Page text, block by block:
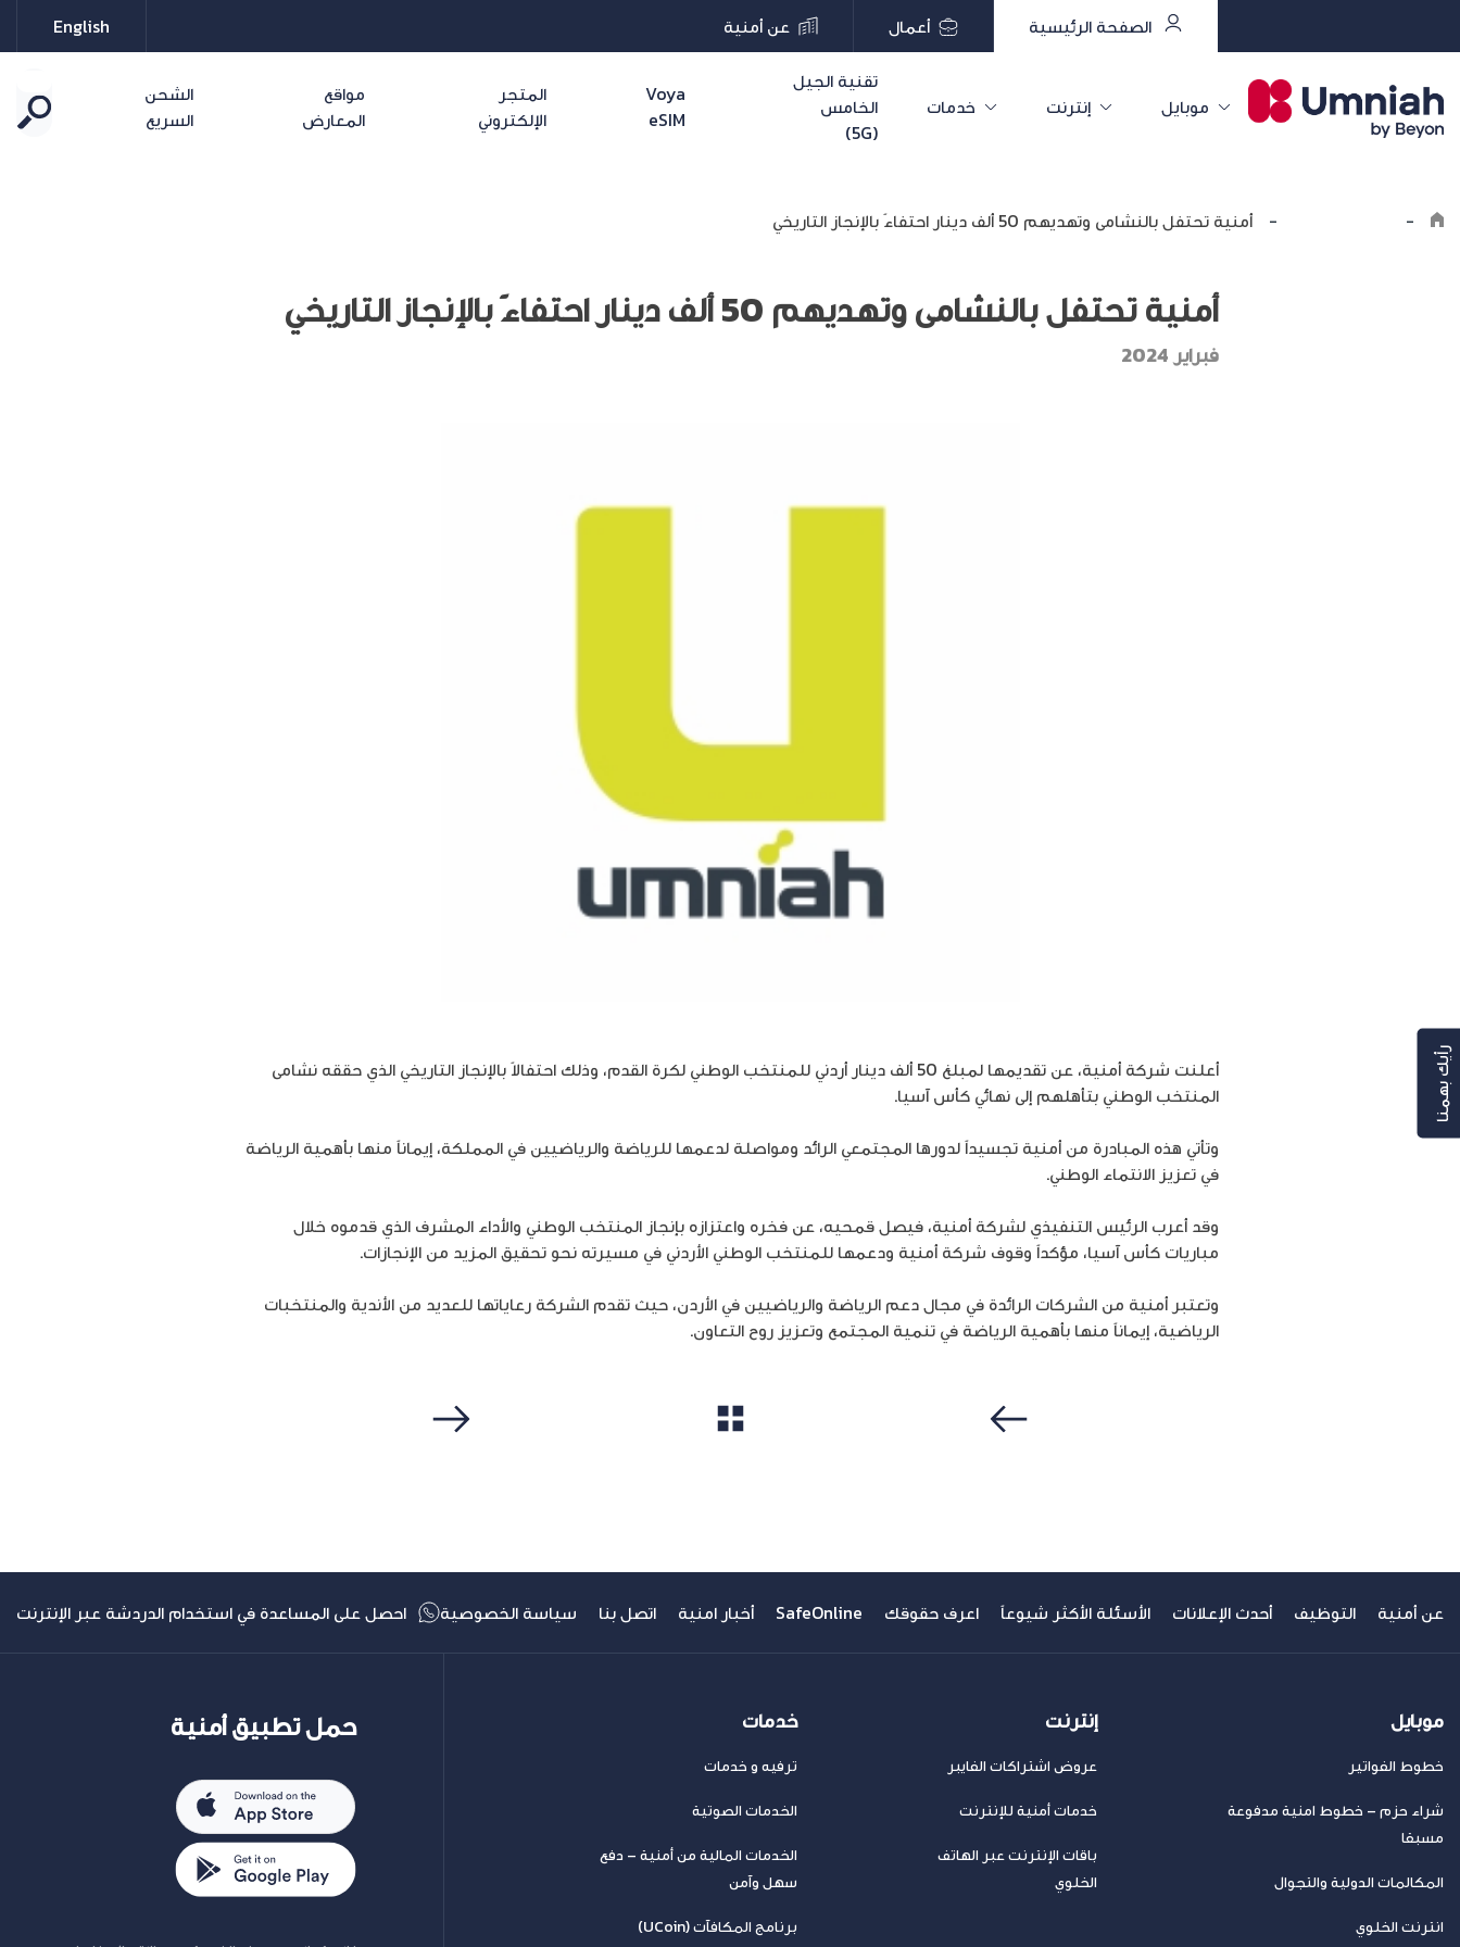
الصفحة الرئيسية أعمال عن أمنية English
موبايل إنترنت خدمات
تقنية الجيل
الخامس
(5G)
Voya
eSIM
المتجر
الإلكتروني
مواقع
المعارض
الشحن
السريع
-
- أمنية تحتفل بالنشامى وتهديهم 50 ألف دينار احتفاءً بالإنجاز التاريخي
أمنية تحتفل بالنشامى وتهديهم 50 ألف دينار احتفاءً بالإنجاز التاريخي
فبراير 2024
أعلنت شركة أمنية، عن تقديمها لمبلغ 50 ألف دينار أردني للمنتخب الوطني لكرة القدم، وذلك احتفالاً بالإنجاز التاريخي الذي حققه نشامى
المنتخب الوطني بتأهلهم إلى نهائي كأس آسيا.
وتأتي هذه المبادرة من أمنية تجسيداً لدورها المجتمعي الرائد ومواصلة لدعمها للرياضة والرياضيين في المملكة، إيماناً منها بأهمية الرياضة
في تعزيز الانتماء الوطني.
وقد أعرب الرئيس التنفيذي لشركة أمنية، فيصل قمحيه، عن فخره واعتزازه بإنجاز المنتخب الوطني والأداء المشرف الذي قدموه خلال
مباريات كأس آسيا، مؤكداً وقوف شركة أمنية ودعمها للمنتخب الوطني الأردني في مسيرته نحو تحقيق المزيد من الإنجازات.
وتعتبر أمنية من الشركات الرائدة في مجال دعم الرياضة والرياضيين في الأردن، حيث تقدم الشركة رعاياتها للعديد من الأندية والمنتخبات
الرياضية، إيماناً منها بأهمية الرياضة في تنمية المجتمع وتعزيز روح التعاون.
عن أمنية التوظيف أحدث الإعلانات الأسئلة الأكثر شيوعاً اعرف حقوقك SafeOnline أخبار امنية اتصل بنا سياسة الخصوصية احصل على المساعدة في استخدام الدردشة عبر الإنترنت
موبايل
خطوط الفواتير
شراء حزم – خطوط امنية مدفوعة
مسبقا
المكالمات الدولية والتجوال
انترنت الخلوي
إنترنت
عروض اشتراكات الفايبر
خدمات أمنية للإنترنت
باقات الإنترنت عبر الهاتف
الخلوي
خدمات
ترفيه و خدمات
الخدمات الصوتية
الخدمات المالية من أمنية – دفع
سهل وآمن
برنامج المكافآت (UCoin)
حمل تطبيق أمنية
رأيك بهمنا